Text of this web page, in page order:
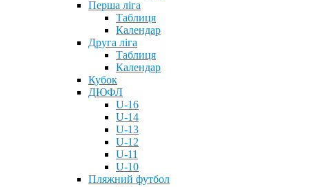
Перша ліга
Таблиця
Календар
Друга ліга
Таблиця
Календар
Кубок
ДЮФЛ
U-16
U-14
U-13
U-12
U-11
U-10
Пляжний футбол